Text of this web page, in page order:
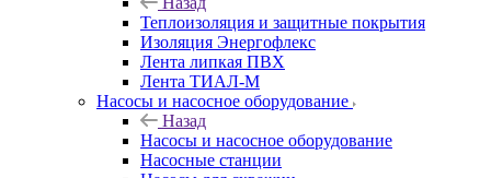
Теплоизоляция и защитные покрытия
Изоляция Энергофлекс
Лента липкая ПВХ
Лента ТИАЛ-М
Насосы и насосное оборудование
Назад
Насосы и насосное оборудование
Насосные станции